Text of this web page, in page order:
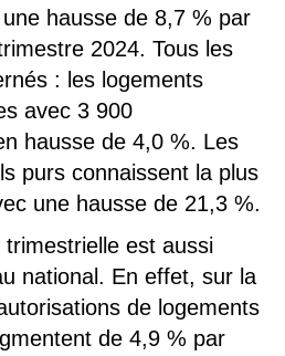
hausse de 8,7 % par
2024. Tous les
: les logements
avec 3 900
hausse de 4,0 %. Les
purs connaissent la plus
une hausse de 21,3 %.
est aussi
national. En effet, sur la
de logements
de 4,9 % par